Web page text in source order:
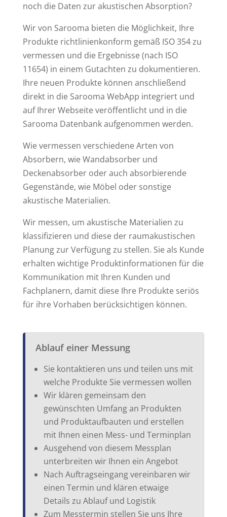
noch die Daten zur akustischen Absorption?
Wir von Sarooma bieten die Möglichkeit, Ihre
Produkte richtlinienkonform gemäß ISO 354 zu
vermessen und die Ergebnisse (nach ISO
11654) in einem Gutachten zu dokumentieren.
Ihre neuen Produkte können anschließend
direkt in die Sarooma WebApp integriert und
auf Ihrer Webseite veröffentlicht und in die
Sarooma Datenbank aufgenommen werden.
Wie vermessen verschiedene Arten von
Absorbern, wie Wandabsorber und
Deckenabsorber oder auch absorbierende
Gegenstände, wie Möbel oder sonstige
akustische Materialien.
Wir messen, um akustische Materialien zu
klassifizieren und diese der raumakustischen
Planung zur Verfügung zu stellen. Sie als Kunde
erhalten wichtige Produktinformationen für die
Kommunikation mit Ihren Kunden und
Fachplanern, damit diese Ihre Produkte seriös
für ihre Vorhaben berücksichtigen können.
Ablauf einer Messung
Sie kontaktieren uns und teilen uns mit
welche Produkte Sie vermessen wollen
Wir klären gemeinsam den
gewünschten Umfang an Produkten
und Produktaufbauten und erstellen
mit Ihnen einen Mess- und Terminplan
Ausgehend von diesem Messplan
unterbreiten wir Ihnen ein Angebot
Nach Auftragseingang vereinbaren wir
einen Termin und klären etwaige
Details zu Ablauf und Logistik
Zum Messtermin stellen Sie uns Ihre